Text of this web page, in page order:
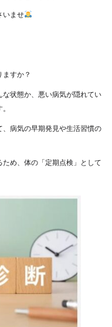
いませ
すか？
状態か、悪い病気が隠れてい
病気の早期発見や生活習慣の
め、体の「定期点検」として